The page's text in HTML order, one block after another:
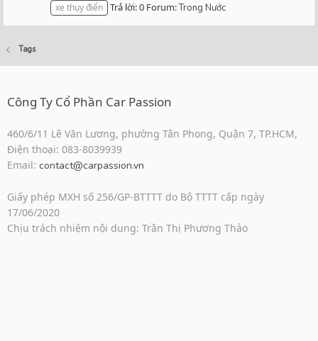
xe thụy điển Trả lời: 0 Forum:Trong Nước
Tags
Công Ty Cổ Phần Car Passion
460/6/11 Lê Văn Lương, phường Tân Phong, Quận 7, TP.HCM,
Điện thoại: 083-8039939
Email: contact@carpassion.vn
Giấy phép MXH số 256/GP-BTTTT do Bộ TTTT cấp ngày
17/06/2020
Chịu trách nhiệm nội dung: Trần Thị Phương Thảo